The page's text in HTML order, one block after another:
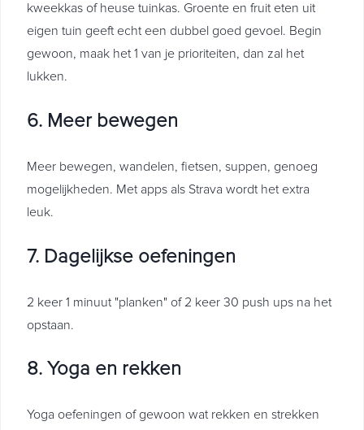
kweekkas of heuse tuinkas. Groente en fruit eten uit
eigen tuin geeft echt een dubbel goed gevoel. Begin
gewoon, maak het 1 van je prioriteiten, dan zal het
lukken.
6. Meer bewegen
Meer bewegen, wandelen, fietsen, suppen, genoeg
mogelijkheden. Met apps als Strava wordt het extra
leuk.
7. Dagelijkse oefeningen
2 keer 1 minuut "planken" of 2 keer 30 push ups na het
opstaan.
8. Yoga en rekken
Yoga oefeningen of gewoon wat rekken en strekken